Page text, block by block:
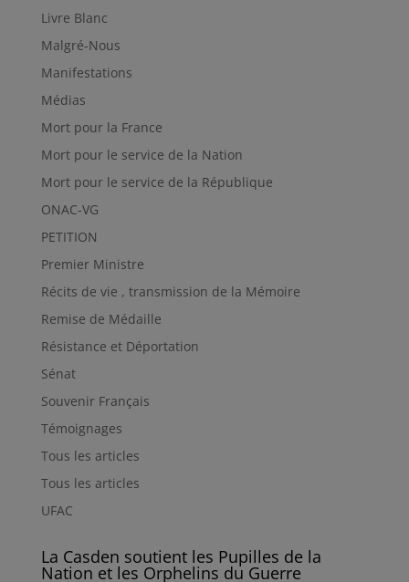
Livre Blanc
Malgré-Nous
Manifestations
Médias
Mort pour la France
Mort pour le service de la Nation
Mort pour le service de la République
ONAC-VG
PETITION
Premier Ministre
Récits de vie , transmission de la Mémoire
Remise de Médaille
Résistance et Déportation
Sénat
Souvenir Français
Témoignages
Tous les articles
Tous les articles
UFAC
La Casden soutient les Pupilles de la
Nation et les Orphelins du Guerre